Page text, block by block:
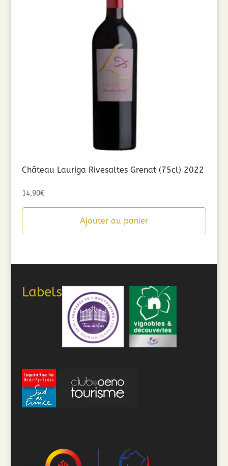
Château Lauriga Rivesaltes Grenat (75cl) 2022
14,90€
Ajouter au panier
Labels